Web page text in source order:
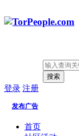
搜索
登录 注册
发布广告
首页